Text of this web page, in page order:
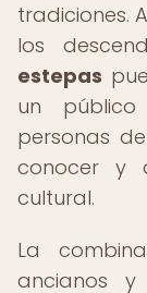
tradiciones.
los
estepas
un
personas
conocer y
cultural.
La
ancianos